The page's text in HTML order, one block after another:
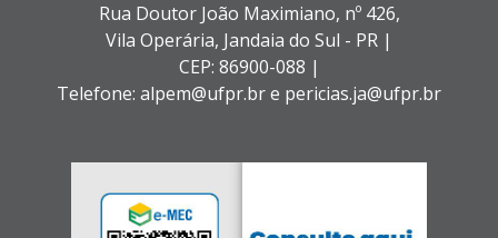
Rua Doutor João Maximiano, nº 426,
Vila Operária, Jandaia do Sul - PR |
CEP: 86900-088 |
Telefone: alpem@ufpr.br e pericias.ja@ufpr.br